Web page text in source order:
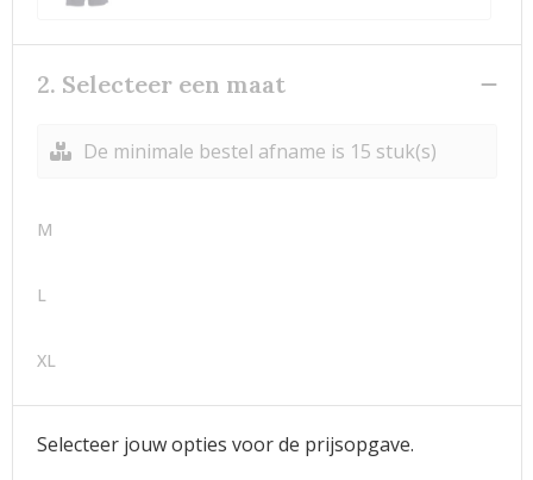
2. Selecteer een maat
De minimale bestel afname is 15 stuk(s)
M
L
XL
Selecteer jouw opties voor de prijsopgave.